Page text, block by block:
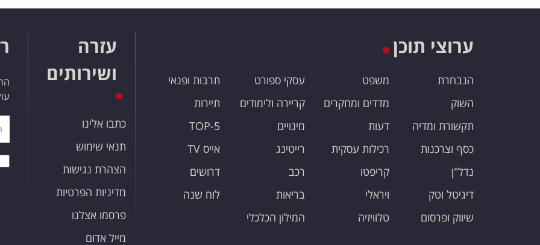
ערוצי תוכן
הנבחרת
השוק
תקשורת ומדיה
כסף וצרכנות
נדל"ן
דיגיטל וטק
שיווק ופרסום
משפט
מדדים ומחקרים
דעות
רכילות עסקית
קריפטו
ויראלי
טלוויזיה
עסקי ספורט
קריירה ולימודים
מינויים
רייטינג
רכב
בריאות
המילון הכלכלי
תרבות ופנאי
תיירות
TOP-5
אייס TV
דרושים
לוח שנה
עזרה
ושירותים
כתבו אלינו
תנאי שימוש
הצהרת נגישות
מדיניות הפרטיות
פרסמו אצלנו
מייל אדום